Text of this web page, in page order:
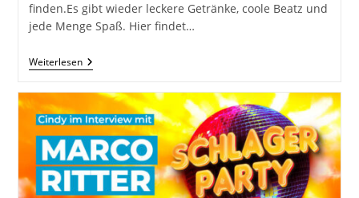
finden.Es gibt wieder leckere Getränke, coole Beatz und
jede Menge Spaß. Hier findet…
WeiterlesenInPulz
Beim
Bergstadtfest
Freiberg
2026